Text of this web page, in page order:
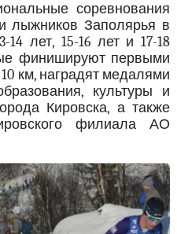
соревнования
лыжников Заполярья в
14 лет, 15-16 лет и 17-18
финишируют первыми
км, наградят медалями
культуры и
Кировска, а также
филиала АО